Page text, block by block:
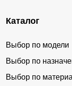
Каталог
Выбор по модели
Выбор по
Выбор по